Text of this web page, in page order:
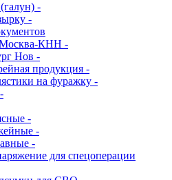
-
-
КНН -
Нов -
продукция -
на фуражку -
-
-
-
для спецоперации